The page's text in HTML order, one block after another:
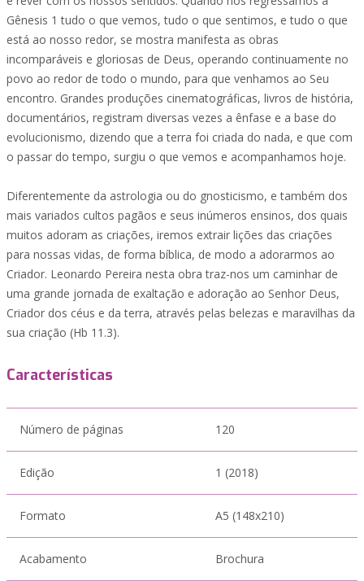
Gênesis 1 tudo o que vemos, tudo o que sentimos, e tudo o que
está ao nosso redor, se mostra manifesta as obras
incomparáveis e gloriosas de Deus, operando continuamente no
povo ao redor de todo o mundo, para que venhamos ao Seu
encontro. Grandes produções cinematográficas, livros de história,
documentários, registram diversas vezes a ênfase e a base do
evolucionismo, dizendo que a terra foi criada do nada, e que com
o passar do tempo, surgiu o que vemos e acompanhamos hoje.
Diferentemente da astrologia ou do gnosticismo, e também dos
mais variados cultos pagãos e seus inúmeros ensinos, dos quais
muitos adoram as criações, iremos extrair lições das criações
para nossas vidas, de forma bíblica, de modo a adorarmos ao
Criador. Leonardo Pereira nesta obra traz-nos um caminhar de
uma grande jornada de exaltação e adoração ao Senhor Deus,
Criador dos céus e da terra, através pelas belezas e maravilhas da
sua criação (Hb 11.3).
Características
Número de páginas 120
Edição 1 (2018)
Formato A5 (148x210)
Acabamento Brochura